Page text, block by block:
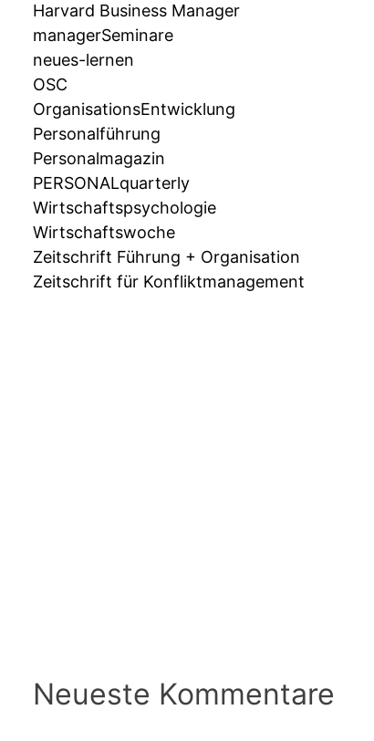
Harvard Business Manager
managerSeminare
neues-lernen
OSC
OrganisationsEntwicklung
Personalführung
Personalmagazin
PERSONALquarterly
Wirtschaftspsychologie
Wirtschaftswoche
Zeitschrift Führung + Organisation
Zeitschrift für Konfliktmanagement
Neueste Kommentare